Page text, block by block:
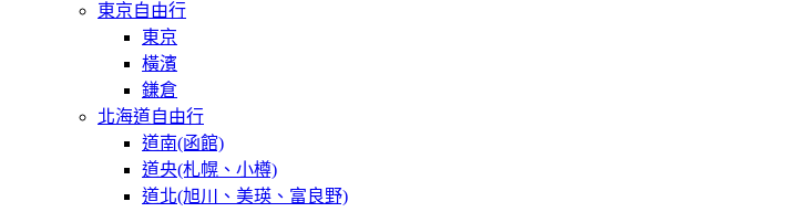
東京自由行
東京
橫濱
鎌倉
北海道自由行
道南(函館)
道央(札幌、小樽)
道北(旭川、美瑛、富良野)